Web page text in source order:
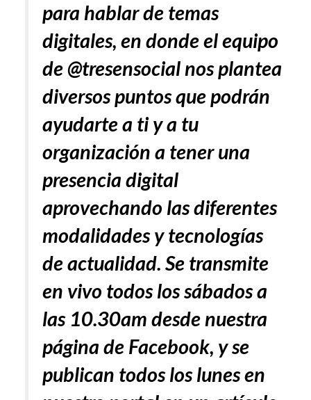
para hablar de temas
digitales, en donde el equipo
de @tresensocial nos plantea
diversos puntos que podrán
ayudarte a ti y a tu
organización a tener una
presencia digital
aprovechando las diferentes
modalidades y tecnologías
de actualidad. Se transmite
en vivo todos los sábados a
las 10.30am desde nuestra
página de Facebook, y se
publican todos los lunes en